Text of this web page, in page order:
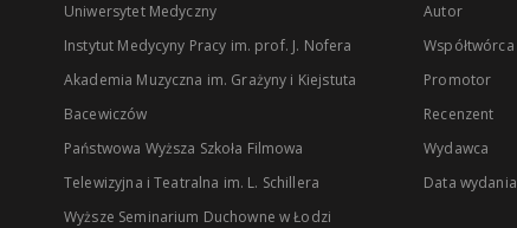
Uniwersytet Medyczny
Instytut Medycyny Pracy im. prof. J. Nofera
Akademia Muzyczna im. Grażyny i Kiejstuta
Bacewiczów
Państwowa Wyższa Szkoła Filmowa
Telewizyjna i Teatralna im. L. Schillera
Wyższe Seminarium Duchowne w Łodzi
Autor
Współtwórca
Promotor
Recenzent
Wydawca
Data wydania